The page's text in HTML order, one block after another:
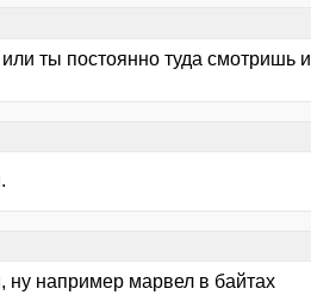
ты постоянно туда смотришь и
ну например марвел в байтах